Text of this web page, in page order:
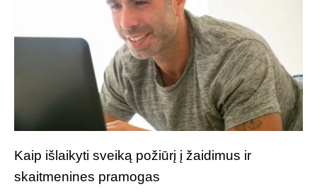
Kaip išlaikyti sveiką požiūrį į žaidimus ir
skaitmenines pramogas